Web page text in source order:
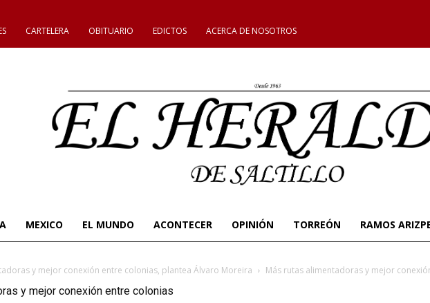
CARTELERA OBITUARIO EDICTOS ACERCA DE NOSOTROS
MEXICO EL MUNDO ACONTECER OPINIÓN TORREÓN RAMOS
y mejor conexión entre colonias, plantea Álvaro Moreira Más rutas alimentadoras y mejor
y mejor conexión entre colonias